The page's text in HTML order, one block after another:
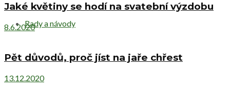
Rady a návody
Jaké květiny se hodí na svatební výzdobu
8.6.2020
Pět důvodů, proč jíst na jaře chřest
13.12.2020